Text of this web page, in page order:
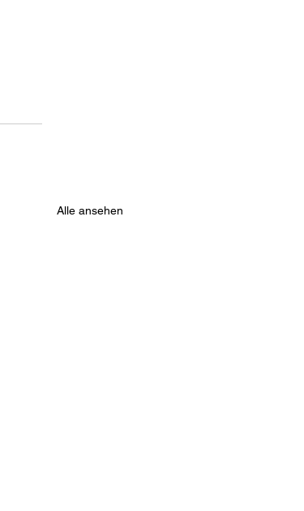
Alle ansehen